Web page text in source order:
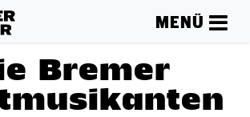
MENÜ
Bremer